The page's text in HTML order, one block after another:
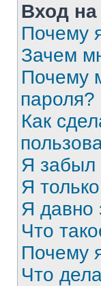
Вход
Почему
Зачем
Почему
пароля?
Как
Я забыл
Я
Я давно
Что
Почему
Что